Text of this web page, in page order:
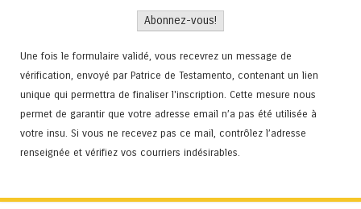
Une fois le formulaire validé, vous recevrez un message de
vérification, envoyé par Patrice de Testamento, contenant un lien
unique qui permettra de finaliser l'inscription. Cette mesure nous
permet de garantir que votre adresse email n’a pas été utilisée à
votre insu. Si vous ne recevez pas ce mail, contrôlez l’adresse
renseignée et vérifiez vos courriers indésirables.